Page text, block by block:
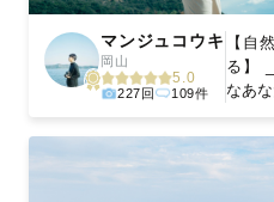
マンジュコウキ
岡山
5.0
227回 109件
【自
る】
なあ